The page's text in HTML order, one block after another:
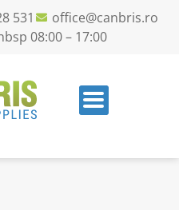
531
office@canbris.ro
08:00 – 17:00